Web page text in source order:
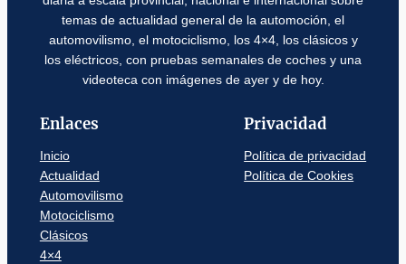
temas de actualidad general de la automoción, el
automovilismo, el motociclismo, los 4×4, los clásicos y
los eléctricos, con pruebas semanales de coches y una
videoteca con imágenes de ayer y de hoy.
Enlaces
Inicio
Actualidad
Automovilismo
Motociclismo
Clásicos
4×4
Privacidad
Política de privacidad
Política de Cookies